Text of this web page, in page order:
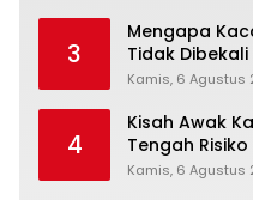
3
Mengapa
Tidak Dibekali
Kamis, 6 Agustus
4
Kisah Awak
Tengah
Kamis, 6 Agustus